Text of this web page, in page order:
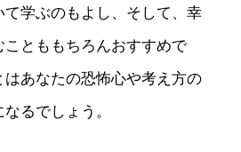
学ぶのもよし、そして、幸
とももちろんおすすめで
あなたの恐怖心や考え方の
るでしょう。